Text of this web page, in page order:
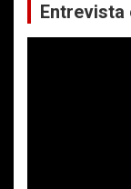
Entrevista